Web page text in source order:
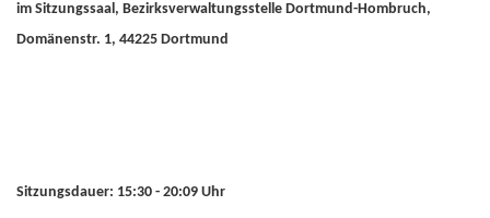
im Sitzungssaal, Bezirksverwaltungsstelle Dortmund-Hombruch,
Domänenstr. 1, 44225 Dortmund
Sitzungsdauer: 15:30 - 20:09 Uhr